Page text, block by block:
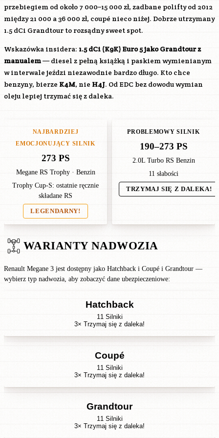
przebiegiem od około 7 000–15 000 zł, zadbane polifty od 2012
między 21 000 a 36 000 zł, coupé nieco niżej. Dobrze utrzymany
1.5 dCi Grandtour to rozsądny sweet spot.
Wskazówka insidera: 1.5 dCi (K9K) Euro 5 jako Grandtour z
manualem— diesel z pełną książką i paskiem wymienianym
w interwale jeździ niezawodnie bardzo długo. Kto chce
benzyny, bierze K4M, nie H4J. Od EDC bez dowodu wymian
oleju lepiej trzymać się z daleka.
NAJBARDZIEJ
EMOCJONUJĄCY SILNIK
273 PS
Megane RS Trophy · Benzin
Trophy Cup-S: ostatnie ręcznie
składane RS
LEGENDARNY!
PROBLEMOWY SILNIK
190–273 PS
2.0L Turbo RS Benzin
11 słabości
TRZYMAJ SIĘ Z DALEKA!
WARIANTY NADWOZIA
Renault Megane 3 jest dostępny jako Hatchback i Coupé i Grandtour —
wybierz typ nadwozia, aby zobaczyć dane ubezpieczeniowe:
Hatchback
11 Silniki
3× Trzymaj się z daleka!
Coupé
11 Silniki
3× Trzymaj się z daleka!
Grandtour
11 Silniki
3× Trzymaj się z daleka!